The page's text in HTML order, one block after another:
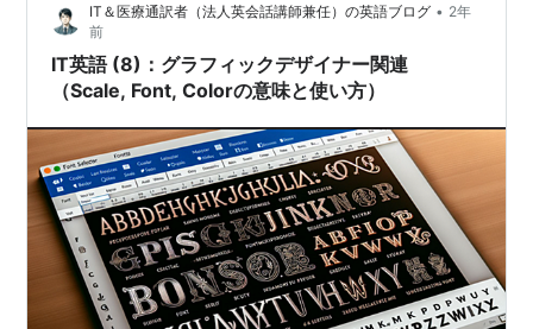
差は大きく出てきますので、一緒に継続して勉強できれ
ば幸いです:D IT英語 (9)：グラフィックデ…
IT＆医療通訳者（法人英会話講師兼任）の英語ブログ • 2年
前
IT英語 (8)：グラフィックデザイナー関連
（Scale, Font, Colorの意味と使い方）